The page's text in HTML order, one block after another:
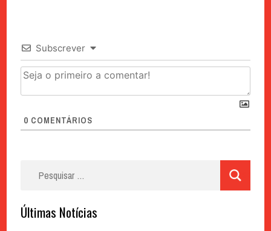
Subscrever
0 COMENTÁRIOS
Últimas Notícias